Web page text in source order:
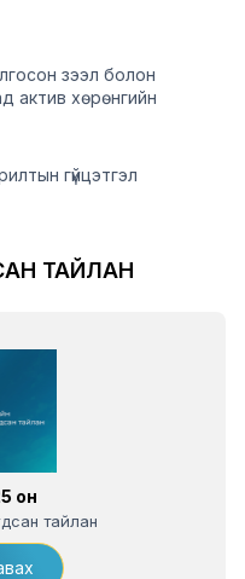
зээл болон
актив хөрөнгийн
гүйцэтгэл
ТАЙЛАН
он
тайлан